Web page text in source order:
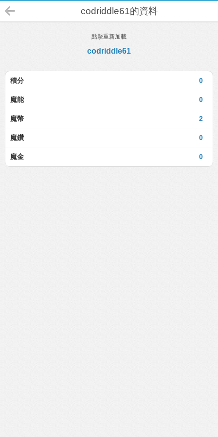
codriddle61的資料
點擊重新加載
codriddle61
0
積分
0
魔能
2
魔幣
0
魔鑽
0
魔金